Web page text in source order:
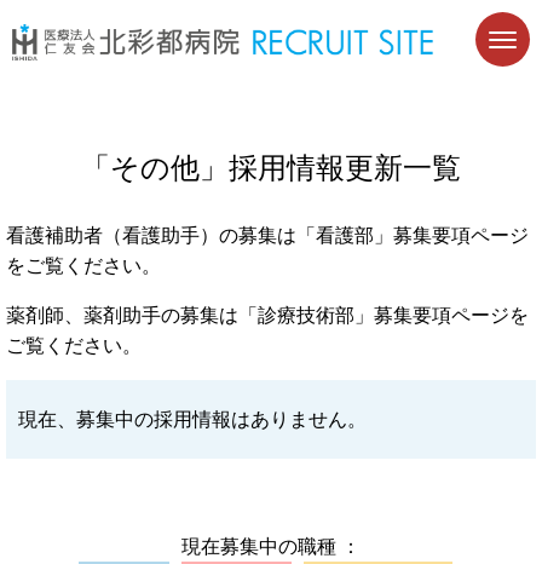
「その他」採用情報更新一覧
看護補助者（看護助手）の募集は 「看護部」募集要項ページ
をご覧ください。
薬剤師、薬剤助手の募集は 「診療技術部」募集要項ページを
ご覧ください。
現在、募集中の採用情報はありません。
現在募集中の職種 ：